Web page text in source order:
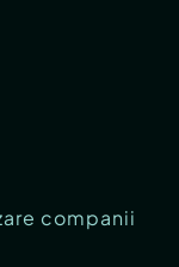
companii